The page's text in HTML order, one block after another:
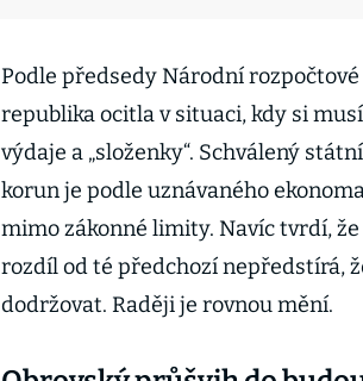
Podle předsedy Národní
republika ocitla v situaci, kdy si
výdaje a „složenky“. Schválený
korun je podle uznávaného
mimo zákonné limity. Navíc tvrdí,
rozdíl od té předchozí nepředstírá,
dodržovat. Raději je rovnou mění.